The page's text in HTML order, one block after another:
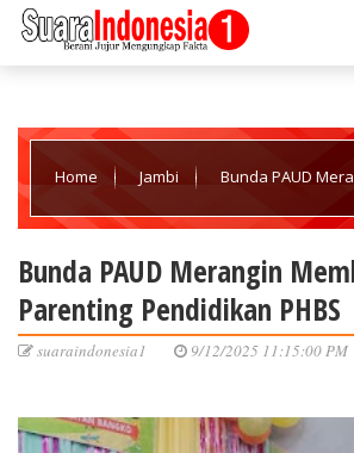
Home Jambi Bunda PAUD
Bunda PAUD Merangin
Parenting Pendidikan PHBS
suaraindonesia1 9/12/2025 11:15:00 PM